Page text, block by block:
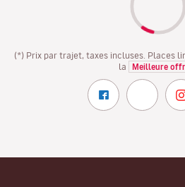
(*) Prix par trajet, taxes incluses. Places
la
Meilleure